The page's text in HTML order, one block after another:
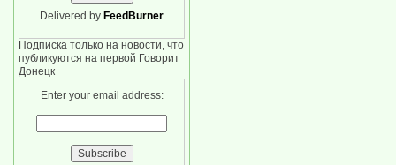
Delivered by FeedBurner
Подписка только на новости, что
публикуются на первой Говорит
Донецк
Enter your email address: